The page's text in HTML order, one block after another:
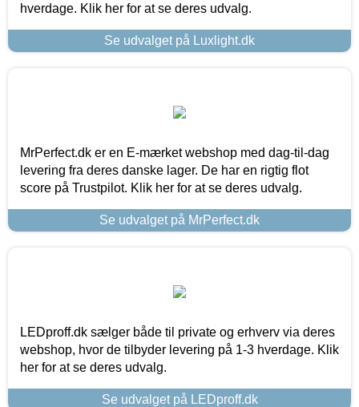
hverdage. Klik her for at se deres udvalg.
Se udvalget på Luxlight.dk
MrPerfect.dk er en E-mærket webshop med dag-til-dag
levering fra deres danske lager. De har en rigtig flot
score på Trustpilot. Klik her for at se deres udvalg.
Se udvalget på MrPerfect.dk
LEDproff.dk sælger både til private og erhverv via deres
webshop, hvor de tilbyder levering på 1-3 hverdage. Klik
her for at se deres udvalg.
Se udvalget på LEDproff.dk